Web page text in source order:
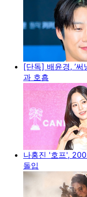
[단독] 배윤경, ’써
과 호흡
나홍진 '호프',
돌입